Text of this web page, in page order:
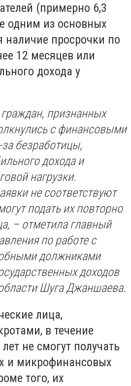
(примерно 6,3
одним из основных
наличие просрочки по
12 месяцев или
дохода у
признанных
с финансовыми
безработицы,
дохода и
нагрузки.
не соответствуют
подать их повторно
– отметила главный
по работе с
должниками
доходов
Шуга Джаншаева.
лица,
в течение
не смогут получать
и микрофинансовых
того, их